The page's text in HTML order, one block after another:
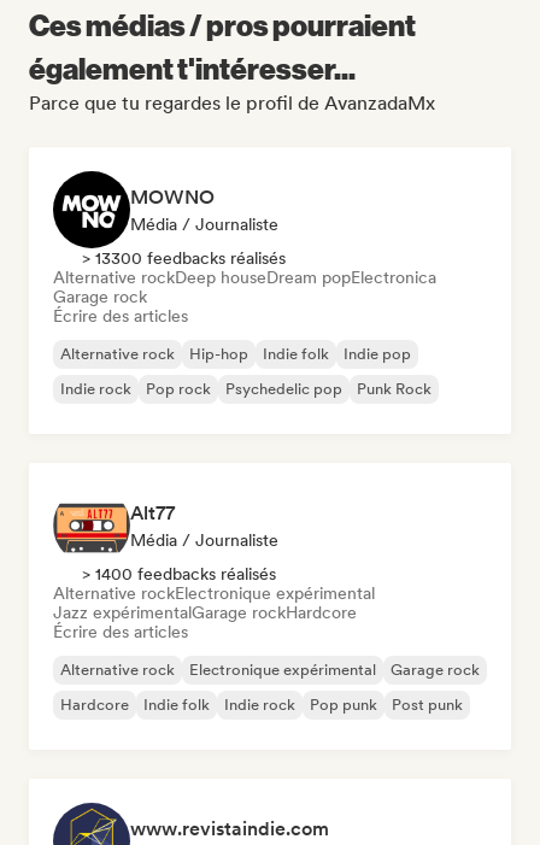
Ces médias / pros pourraient
également t'intéresser...
Parce que tu regardes le profil de AvanzadaMx
MOWNO
Média / Journaliste
> 13300 feedbacks réalisés
Alternative rockDeep houseDream popElectronica
Garage rock
Écrire des articles
Alternative rock Hip-hop Indie folk
Indie pop
Indie rock
Pop rock Psychedelic pop Punk Rock
Alt77
Média / Journaliste
> 1400 feedbacks réalisés
Alternative rockElectronique expérimental
Jazz expérimentalGarage rockHardcore
Écrire des articles
Alternative rock Electronique expérimental
Garage rock
Hardcore
Indie folk Indie rock Pop punk Post punk
www.revistaindie.com